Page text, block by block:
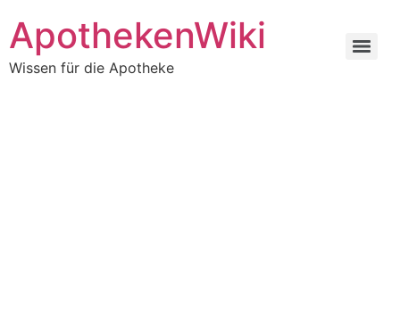
ApothekenWiki
Wissen für die Apotheke